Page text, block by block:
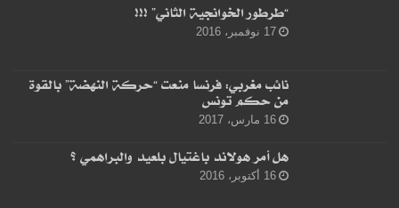
“طرطور الخوانجية الثاني” !!!
17 نوفمبر، 2016
نائب مغربي: فرنسا منعت “حركة النهضة” بالقوة
من حكم تونس
16 مارس، 2017
هل أمر هولاند باغتيال بلعيد والبراهمي ؟
16 أكتوبر، 2016